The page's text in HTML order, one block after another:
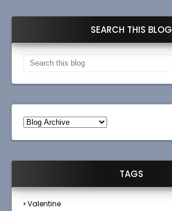
SEARCH THIS BLOG
TAGS
Valentine